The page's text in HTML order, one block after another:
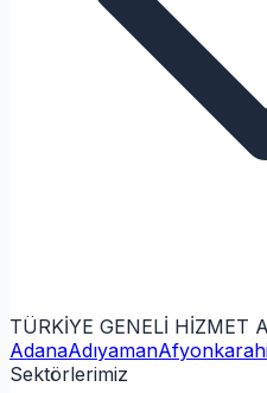
TÜRKİYE GENELİ HİZMET
AdanaAdıyaman
Sektörlerimiz